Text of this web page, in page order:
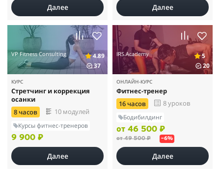
Далее Далее
VP Fitness Consulting
4.89
37
КУРС
Cтретчинг и коррекция
осанки
8 часов
10 модулей
Курсы фитнес-тренеров
9 900 ₽
Далее
IRS.Academy
5
20
ОНЛАЙН-КУРС
Фитнес-тренер
16 часов
8 уроков
Бодибилдинг
от 46 500 ₽
от 49 500 ₽ –6%
Далее